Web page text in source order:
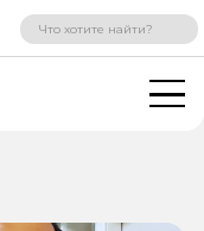
ВХОД РЕГИСТРАЦИЯ